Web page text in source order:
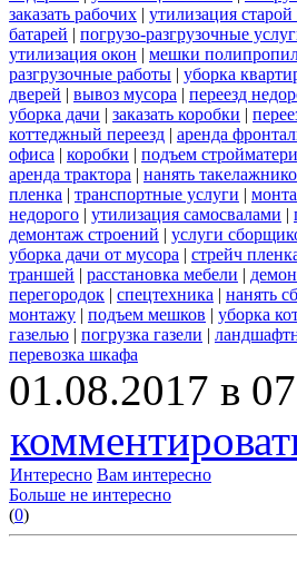
заказать рабочих | утилизация
батарей | погрузо-разгрузочные
утилизация окон | мешки
разгрузочные работы | уборка
дверей | вывоз мусора | переезд
уборка дачи | заказать коробки |
коттеджный переезд | аренда
офиса | коробки | подъем
аренда трактора | нанять
пленка | транспортные услуги |
недорого | утилизация самосвалами |
демонтаж строений | услуги
уборка дачи от мусора | стрейч
траншей | расстановка мебели |
перегородок | спецтехника | нанять
монтажу | подъем мешков | уборка
газелью | погрузка газели |
перевозка шкафа
01.08.2017 в
Интересно Вам интересно
Больше не интересно
(0)